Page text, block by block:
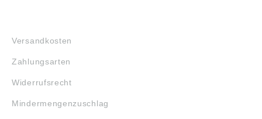
Versandkosten
Zahlungsarten
Widerrufsrecht
Mindermengenzuschlag